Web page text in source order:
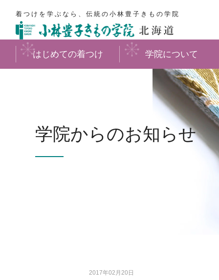
着つけを学ぶなら、伝統の小林豊子きもの学院
はじめての着つけ 学院について
学院からのお知らせ
2017年02月20日